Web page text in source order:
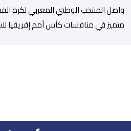
واصل المنتخب الوطني المغربي لكرة